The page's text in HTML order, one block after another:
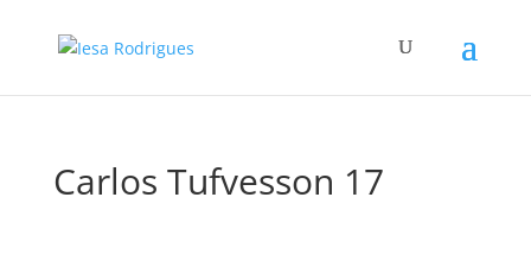
Carlos Tufvesson 17